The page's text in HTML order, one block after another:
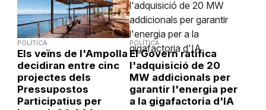
POLÍTICA
Els veïns de l'Ampolla
decidiran entre cinc
projectes dels
Pressupostos
Participatius per
POLÍTICA
El Govern ratifica
l'adquisició de 20
MW addicionals per
garantir l'energia per
a la gigafactoria d'IA